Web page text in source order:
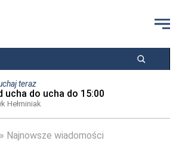
teraz
ucha do ucha do 15:00
Hełminiak
Najnowsze wiadomości